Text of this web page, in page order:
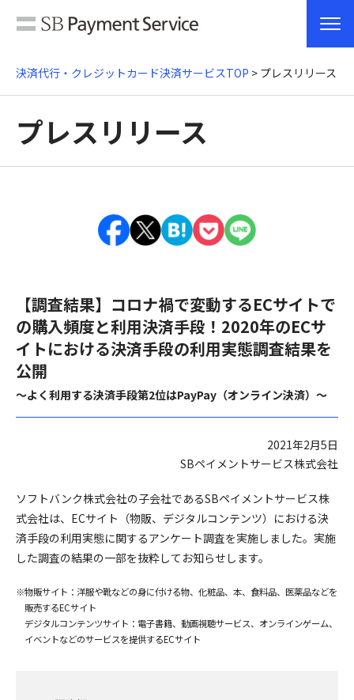
決済代行・クレジットカード決済サービスTOP > プレスリリース
プレスリリース
【調査結果】コロナ禍で変動するECサイトで
の購入頻度と利用決済手段！ 2020年のECサ
イトにおける決済手段の利用実態調査結果を
公開
～よく利用する決済手段第2位はPayPay（オンライン決済）～
2021年2月5日
SBペイメントサービス株式会社
ソフトバンク株式会社の子会社であるSBペイメントサービス株
式会社は、ECサイト（物販、デジタルコンテンツ）における決
済手段の利用実態に関するアンケート調査を実施しました。実施
した調査の結果の一部を抜粋してお知らせします。
※物販サイト：洋服や靴などの身に付ける物、化粧品、本、食料品、医薬品などを
販売するECサイト
デジタルコンテンツサイト：電子書籍、動画視聴サービス、オンラインゲーム、
イベントなどのサービスを提供するECサイト